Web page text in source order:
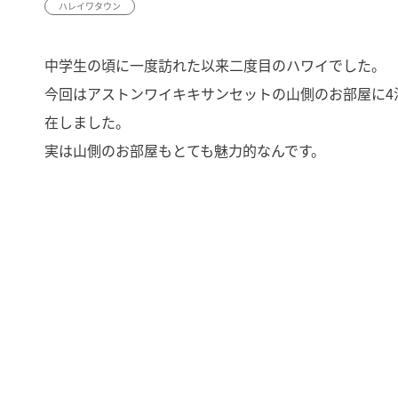
ハレイワタウン
中学生の頃に一度訪れた以来二度目のハワイでした。
今回はアストンワイキキサンセットの山側のお部屋に4
在しました。
実は山側のお部屋もとても魅力的なんです。